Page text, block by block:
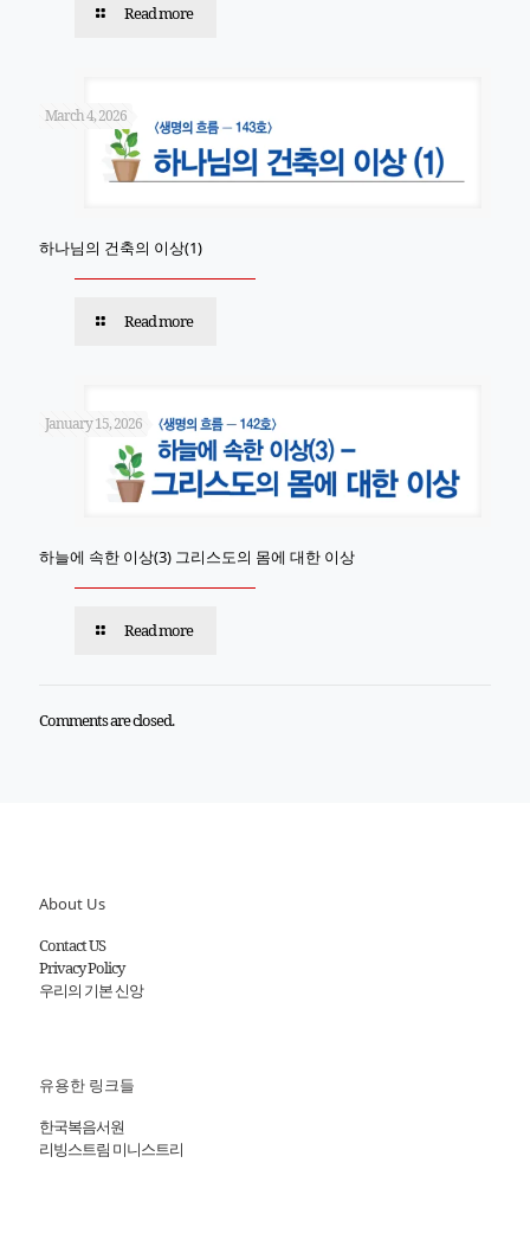
Read more
March 4, 2026
하나님의 건축의 이상(1)
Read more
January 15, 2026
하늘에 속한 이상(3) 그리스도의 몸에 대한 이상
Read more
Comments are closed.
About Us
Contact US
Privacy Policy
우리의 기본 신앙
유용한 링크들
한국복음서원
리빙스트림 미니스트리